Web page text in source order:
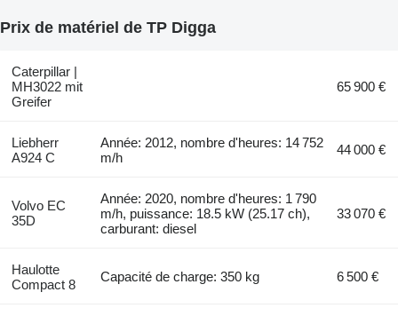
Prix de matériel de TP Digga
Caterpillar |
MH3022 mit
Greifer
65 900 €
Liebherr
A924 C
Année: 2012, nombre d'heures: 14 752
m/h
44 000 €
Volvo EC
35D
Année: 2020, nombre d'heures: 1 790
m/h, puissance: 18.5 kW (25.17 ch),
carburant: diesel
33 070 €
Haulotte
Compact 8
Capacité de charge: 350 kg 6 500 €